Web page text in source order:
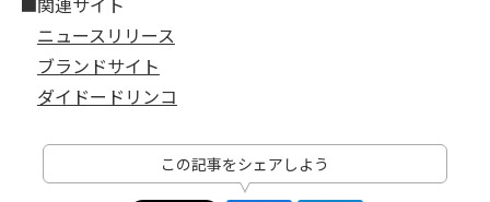
ニュースリリース
ブランドサイト
ダイドードリンコ
この記事をシェアしよう